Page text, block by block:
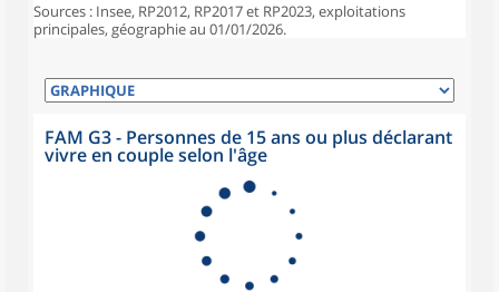
Sources : Insee, RP2012, RP2017 et RP2023, exploitations
principales, géographie au 01/01/2026.
FAM G3 - Personnes de 15 ans ou plus déclarant
vivre en couple selon l'âge